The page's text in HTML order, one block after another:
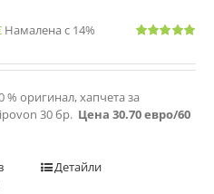
Намалена с 14%
% оригинал, хапчета за
30 бр. Цена 30.70 евро/60
Детайли